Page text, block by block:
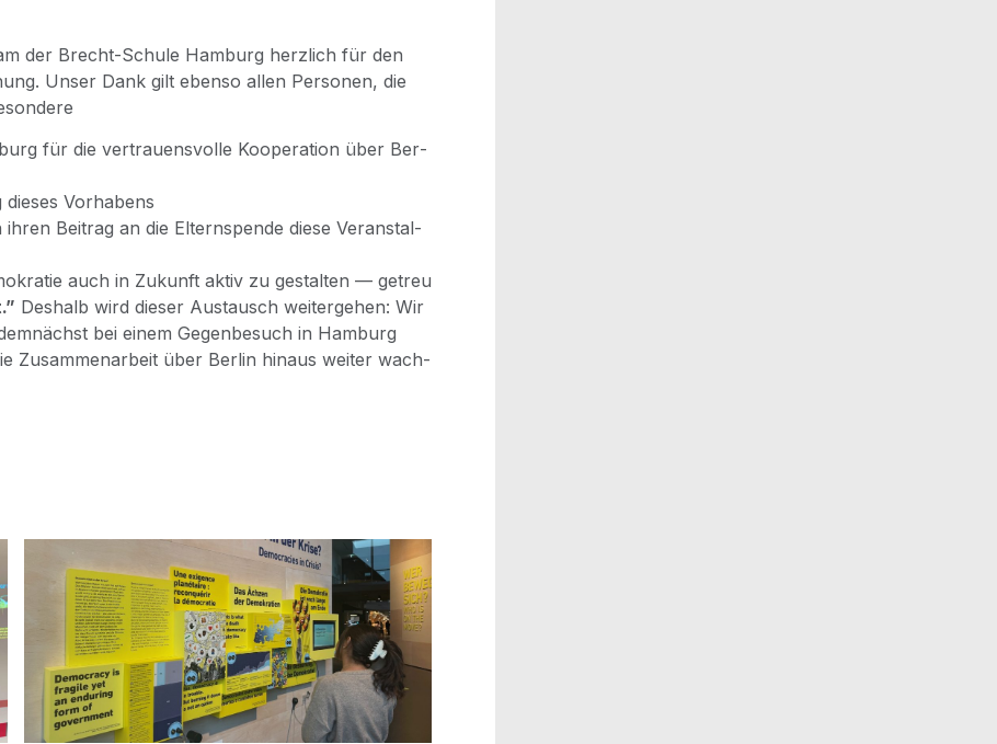
der Brecht-Schu­le Ham­burg herz­lich für den
Unser Dank gilt eben­so allen Per­so­nen, die
für die ver­trau­ens­vol­le Koope­ra­ti­on über Ber­
Vorhabens
Bei­trag an die Eltern­spen­de die­se Ver­an­stal­
auch in Zukunft aktiv zu gestal­ten — getreu
Des­halb wird die­ser Aus­tausch wei­ter­ge­hen: Wir
bei einem Gegen­be­such in Ham­burg
Zusam­men­ar­beit über Ber­lin hin­aus wei­ter wach­